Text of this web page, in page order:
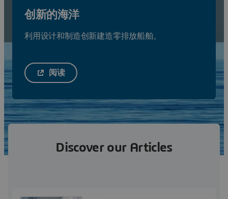
安全的资产。
请参见解决方案
创新的海洋
利用设计和制造创新建造零排放船舶。
阅读
Discover our Articles